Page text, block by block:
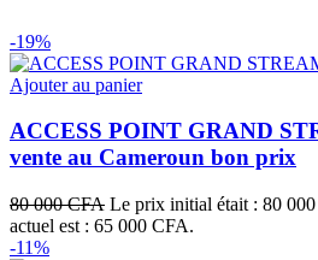
-19%
Ajouter au panier
ACCESS POINT GRAND
vente au Cameroun bon prix
80 000CFA Le prix initial était : 80
actuel est : 65 000 CFA.
-11%